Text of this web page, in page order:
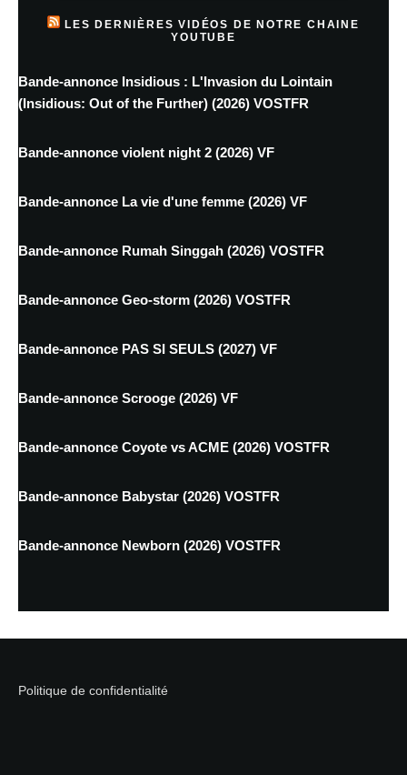
LES DERNIÈRES VIDÉOS DE NOTRE CHAINE
YOUTUBE
Bande-annonce Insidious : L'Invasion du Lointain
(Insidious: Out of the Further) (2026) VOSTFR
Bande-annonce violent night 2 (2026) VF
Bande-annonce La vie d'une femme (2026) VF
Bande-annonce Rumah Singgah (2026) VOSTFR
Bande-annonce Geo-storm (2026) VOSTFR
Bande-annonce PAS SI SEULS (2027) VF
Bande-annonce Scrooge (2026) VF
Bande-annonce Coyote vs ACME (2026) VOSTFR
Bande-annonce Babystar (2026) VOSTFR
Bande-annonce Newborn (2026) VOSTFR
Politique de confidentialité